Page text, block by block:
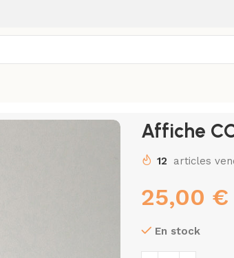
Affiche
12 articles
25,00 €
En stock